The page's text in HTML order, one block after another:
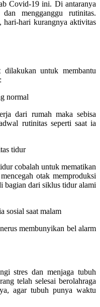
Covid-19 ini. Di antaranya
mengganggu rutinitas.
hari-hari kurangnya aktivitas
untuk membantu
normal
dari rumah maka sebisa
rutinitas seperti saat ia
tidur
cobalah untuk mematikan
otak memproduksi
bagian dari siklus tidur alami
sosial saat malam
membunyikan bel alarm
stres dan menjaga tubuh
telah selesai berolahraga
agar tubuh punya waktu